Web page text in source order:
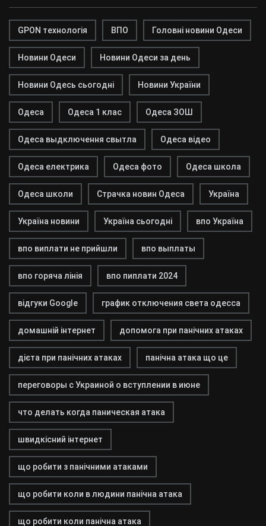
GPON технологія ВПО Головні новини Одеси
Новини Одеси Новини Одеси за день
Новини Одесь сьогодні Новини України
Одеса Одеса 1 клас Одеса ЗОШ
Одеса выдключення свытла Одеса відео
Одеса електрика Одеса фото Одеса школа
Одеса школи Страчка новин Одеса Україна
Україна новини Україна сьогодні впо Україна
впо виплати не прийшли впо выплаты
впо горяча лінія впо пиплати 2024
відгуки Google график отключения света одесса
домашній інтернет допомога при панічних атаках
дієта при панічних атаках панічна атака що це
переговоры с Украиной о вступлении в июне
что делать когда паническая атака
швидкісний інтернет
що робити з панічними атаками
що робити коли в людини панічна атака
що робити коли панічна атака